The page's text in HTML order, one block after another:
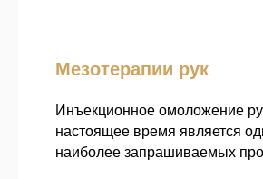
Мезотерапии рук
Инъекционное омоложение
настоящее время является
наиболее запрашиваемых